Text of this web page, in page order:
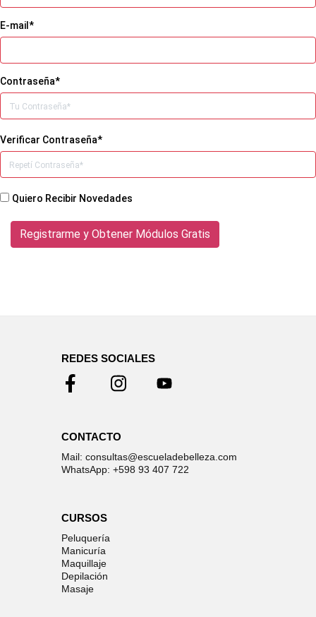
E-mail*
Contraseña*
Verificar Contraseña*
Quiero Recibir Novedades
REDES SOCIALES
CONTACTO
Mail: consultas@escueladebelleza.com
WhatsApp: +598 93 407 722
CURSOS
Peluquería
Manicuría
Maquillaje
Depilación
Masaje